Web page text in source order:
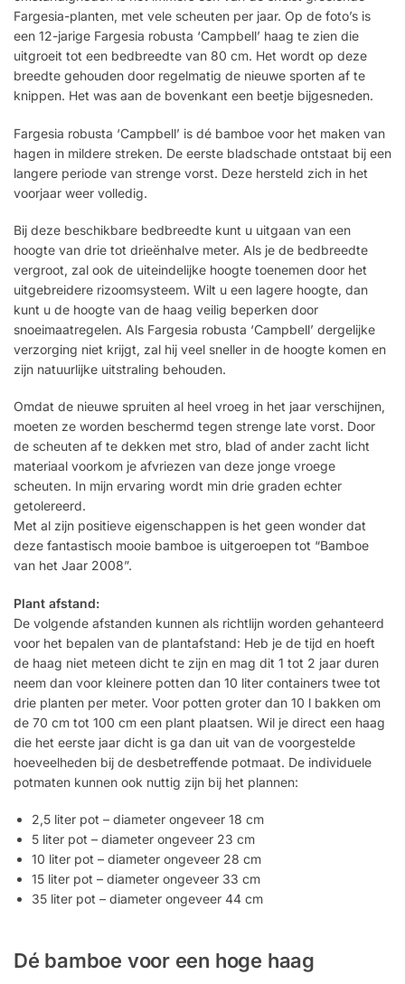
Fargesia-planten, met vele scheuten per jaar. Op de foto’s is
een 12-jarige Fargesia robusta ‘Campbell’ haag te zien die
uitgroeit tot een bedbreedte van 80 cm. Het wordt op deze
breedte gehouden door regelmatig de nieuwe sporten af ​​te
knippen. Het was aan de bovenkant een beetje bijgesneden.
Fargesia robusta ‘Campbell’ is dé bamboe voor het maken van
hagen in mildere streken. De eerste bladschade ontstaat bij een
langere periode van strenge vorst. Deze hersteld zich in het
voorjaar weer volledig.
Bij deze beschikbare bedbreedte kunt u uitgaan van een
hoogte van drie tot drieënhalve meter. Als je de bedbreedte
vergroot, zal ook de uiteindelijke hoogte toenemen door het
uitgebreidere rizoomsysteem. Wilt u een lagere hoogte, dan
kunt u de hoogte van de haag veilig beperken door
snoeimaatregelen. Als Fargesia robusta ‘Campbell’ dergelijke
verzorging niet krijgt, zal hij veel sneller in de hoogte komen en
zijn natuurlijke uitstraling behouden.
Omdat de nieuwe spruiten al heel vroeg in het jaar verschijnen,
moeten ze worden beschermd tegen strenge late vorst. Door
de scheuten af te dekken met stro, blad of ander zacht licht
materiaal voorkom je afvriezen van deze jonge vroege
scheuten. In mijn ervaring wordt min drie graden echter
getolereerd.
Met al zijn positieve eigenschappen is het geen wonder dat
deze fantastisch mooie bamboe is uitgeroepen tot “Bamboe
van het Jaar 2008”.
Plant afstand:
De volgende afstanden kunnen als richtlijn worden gehanteerd
voor het bepalen van de plantafstand: Heb je de tijd en hoeft
de haag niet meteen dicht te zijn en mag dit 1 tot 2 jaar duren
neem dan voor kleinere potten dan 10 liter containers twee tot
drie planten per meter. Voor potten groter dan 10 l bakken om
de 70 cm tot 100 cm een ​​plant plaatsen. Wil je direct een haag
die het eerste jaar dicht is ga dan uit van de voorgestelde
hoeveelheden bij de desbetreffende potmaat. De individuele
potmaten kunnen ook nuttig zijn bij het plannen:
2,5 liter pot – diameter ongeveer 18 cm
5 liter pot – diameter ongeveer 23 cm
10 liter pot – diameter ongeveer 28 cm
15 liter pot – diameter ongeveer 33 cm
35 liter pot – diameter ongeveer 44 cm
Dé bamboe voor een hoge haag